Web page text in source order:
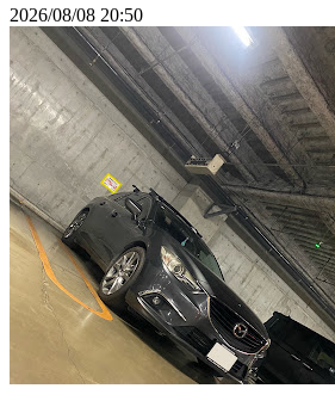
2026/08/08 20:50